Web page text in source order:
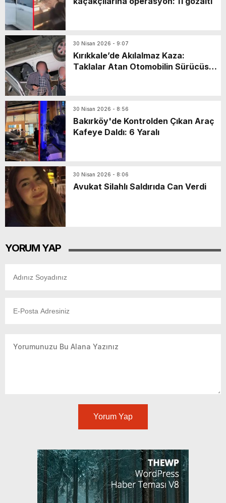
30 Nisan 2026 - 9:07
Kırıkkale’de Akılalmaz Kaza:
Taklalar Atan Otomobilin Sürücüsü
30 Nisan 2026 - 8:56
Bakırköy'de Kontrolden Çıkan Araç
Kafeye Daldı: 6 Yaralı
30 Nisan 2026 - 8:06
Avukat Silahlı Saldırıda Can Verdi
YORUM YAP
Yorum Yap